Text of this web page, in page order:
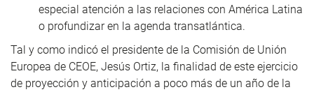
especial atención a las relaciones con América Latina
o profundizar en la agenda transatlántica.
Tal y como indicó el presidente de la Comisión de Unión
Europea de CEOE, Jesús Ortiz, la finalidad de este ejercicio
de proyección y anticipación a poco más de un año de la